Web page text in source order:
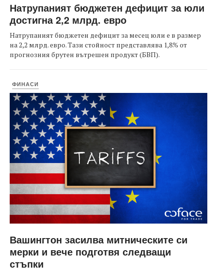
Натрупаният бюджетен дефицит за юли
достигна 2,2 млрд. евро
Натрупаният бюджетен дефицит за месец юли е в размер
на 2,2 млрд. евро. Тази стойност представлява 1,8% от
прогнозния брутен вътрешен продукт (БВП).
ФИНАСИ
Вашингтон засилва митническите си
мерки и вече подготвя следващи
стъпки